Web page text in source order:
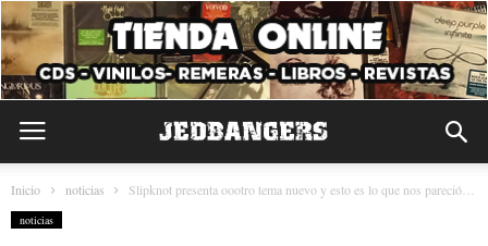
Inicio noticias Slipknot presenta oootro tema nuevo y esto es lo que nos pareció…
noticias